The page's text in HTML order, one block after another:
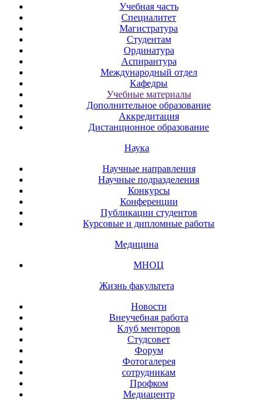
Учебная часть
Специалитет
Магистратура
Студентам
Ординатура
Аспирантура
Международный отдел
Кафедры
Учебные материалы
Дополнительное образование
Аккредитация
Дистанционное образование
Наука
Научные направления
Научные подразделения
Конкурсы
Конференции
Публикации студентов
Курсовые и дипломные работы
Медицина
МНОЦ
Жизнь факультета
Новости
Внеучебная работа
Клуб менторов
Студсовет
Форум
Фотогалерея
сотрудникам
Профком
Медиацентр